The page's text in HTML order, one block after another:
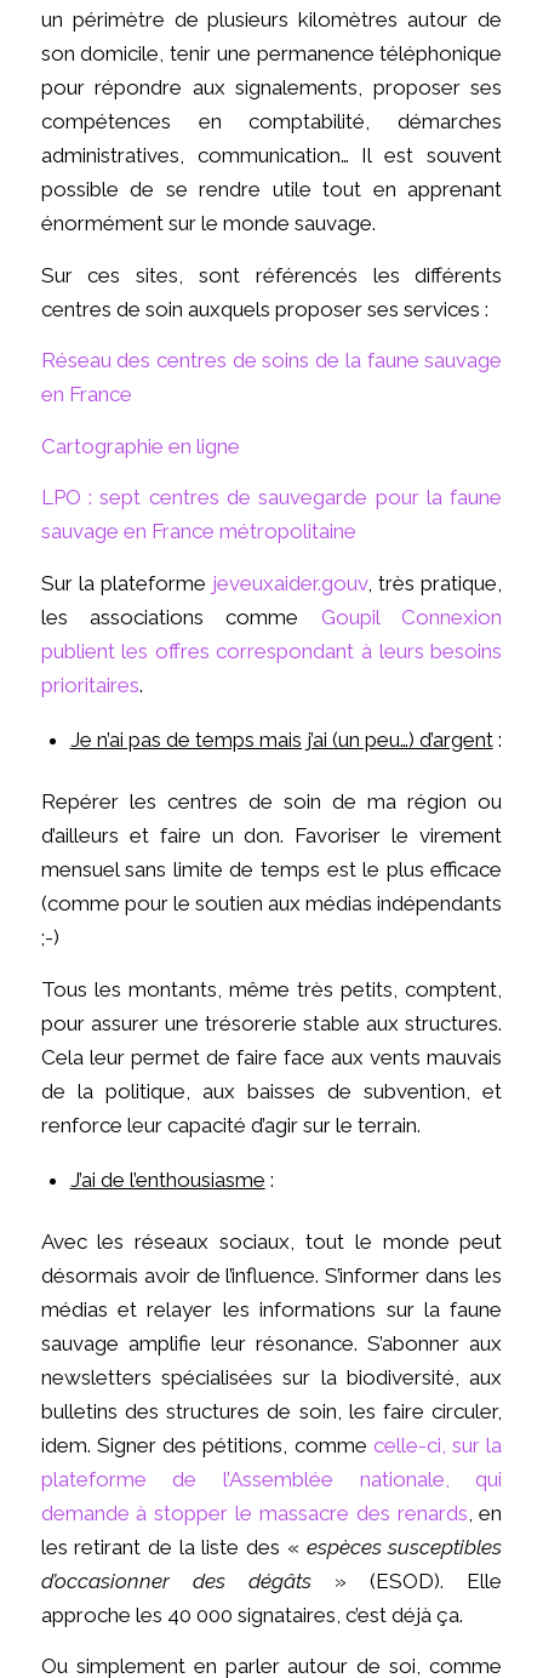
un périmètre de plusieurs kilomètres autour de
son domicile, tenir une permanence téléphonique
pour répondre aux signalements, proposer ses
compétences en comptabilité, démarches
administratives, communication… Il est souvent
possible de se rendre utile tout en apprenant
énormément sur le monde sauvage.
Sur ces sites, sont référencés les différents
centres de soin auxquels proposer ses services :
Réseau des centres de soins de la faune sauvage
en France
Cartographie en ligne
LPO : sept centres de sauvegarde pour la faune
sauvage en France métropolitaine
Sur la plateforme jeveuxaider.gouv, très pratique,
les associations comme Goupil Connexion
publient les offres correspondant à leurs besoins
prioritaires.
Je n’ai pas de temps mais j’ai (un peu…) d’argent:
Repérer les centres de soin de ma région ou
d’ailleurs et faire un don. Favoriser le virement
mensuel sans limite de temps est le plus efficace
(comme pour le soutien aux médias indépendants
;-)
Tous les montants, même très petits, comptent,
pour assurer une trésorerie stable aux structures.
Cela leur permet de faire face aux vents mauvais
de la politique, aux baisses de subvention, et
renforce leur capacité d’agir sur le terrain.
J’ai de l’enthousiasme :
Avec les réseaux sociaux, tout le monde peut
désormais avoir de l’influence. S’informer dans les
médias et relayer les informations sur la faune
sauvage amplifie leur résonance. S’abonner aux
newsletters spécialisées sur la biodiversité, aux
bulletins des structures de soin, les faire circuler,
idem. Signer des pétitions, comme celle-ci, sur la
plateforme de l’Assemblée nationale, qui
demande à stopper le massacre des renards , en
les retirant de la liste des « espèces susceptibles
d’occasionner des dégâts» (ESOD). Elle
approche les 40 000 signataires, c’est déjà ça.
Ou simplement en parler autour de soi, comme